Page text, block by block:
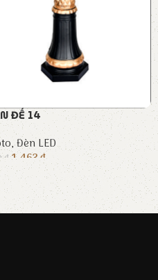
ĐẾ 14
,Đèn LED
₫ 1.463₫